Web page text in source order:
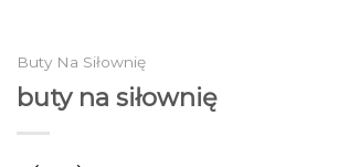
Buty Na Siłownię
buty na siłownię